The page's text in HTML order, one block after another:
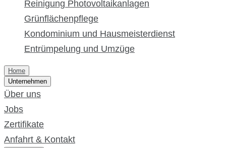
Reinigung Photovoltaikanlagen
Grünflächenpflege
Kondominium und Hausmeisterdienst
Entrümpelung und Umzüge
Home
Unternehmen
Über uns
Jobs
Zertifikate
Anfahrt & Kontakt